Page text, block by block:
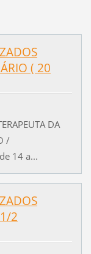
( 20
DA
/
14 a...
2